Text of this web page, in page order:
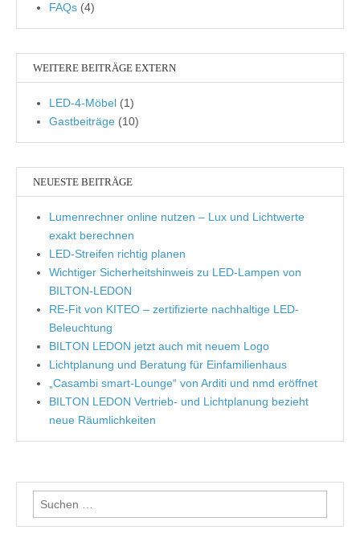
FAQs (4)
WEITERE BEITRÄGE EXTERN
LED-4-Möbel (1)
Gastbeiträge (10)
NEUESTE BEITRÄGE
Lumenrechner online nutzen – Lux und Lichtwerte
exakt berechnen
LED-Streifen richtig planen
Wichtiger Sicherheitshinweis zu LED-Lampen von
BILTON-LEDON
RE-Fit von KITEO – zertifizierte nachhaltige LED-
Beleuchtung
BILTON LEDON jetzt auch mit neuem Logo
Lichtplanung und Beratung für Einfamilienhaus
„Casambi smart-Lounge“ von Arditi und nmd eröffnet
BILTON LEDON Vertrieb- und Lichtplanung bezieht
neue Räumlichkeiten
Suche nach: